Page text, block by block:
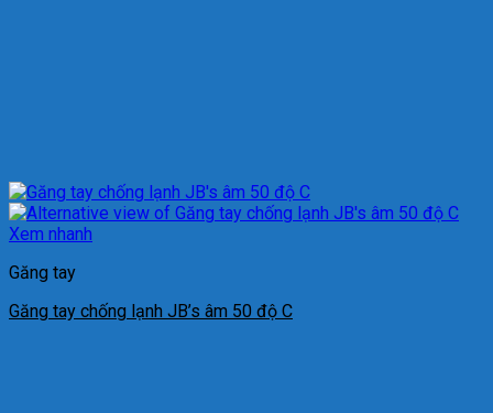
Xem nhanh
Găng tay
Găng tay chống lạnh JB’s âm 50 độ C